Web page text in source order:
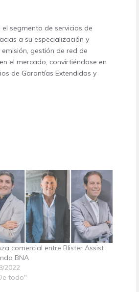
segmento de servicios de
a su especialización y
gestión de red de
el mercado, convirtiéndose en
de Garantías Extendidas y
comercial entre Blister Assist
BNA
2022
todo"